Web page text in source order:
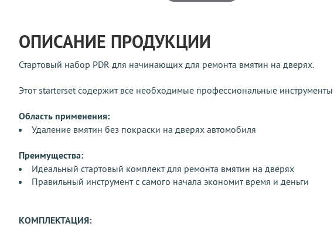
ОПИСАНИЕ ПРОДУКЦИИ
Стартовый набор PDR для начинающих для ремонта вмятин на дверях.
Этот starterset содержит все необходимые профессиональные
Область применения:
Удаление вмятин без покраски на дверях автомобиля
Преимущества:
Идеальный стартовый комплект для ремонта вмятин на дверях
Правильный инструмент с самого начала экономит время и деньги
КОМПЛЕКТАЦИЯ: